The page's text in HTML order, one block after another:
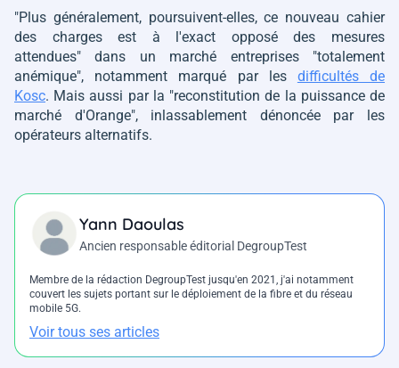
"Plus généralement, poursuivent-elles,ce nouveau cahier
des charges est à l'exact opposé des mesures
attendues" dans un marché entreprises "totalement
anémique", notamment marqué par les difficultés de
Kosc. Mais aussi par la "reconstitution de la puissance de
marché d'Orange", inlassablement dénoncée par les
opérateurs alternatifs.
Yann Daoulas
Ancien responsable éditorial DegroupTest
Membre de la rédaction DegroupTest jusqu'en 2021, j'ai notamment
couvert les sujets portant sur le déploiement de la fibre et du réseau
mobile 5G.
Voir tous ses articles